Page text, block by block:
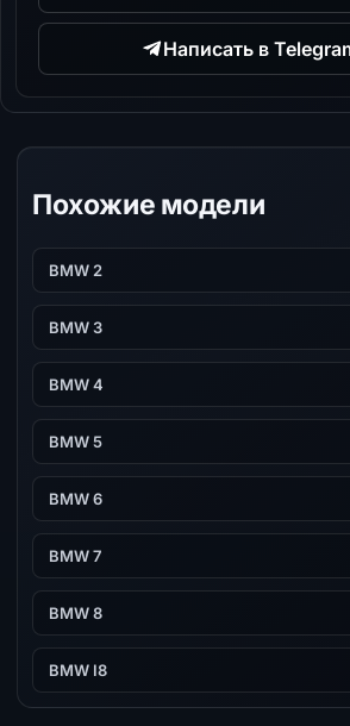
Написать в
Похожие модели
BMW 2
BMW 3
BMW 4
BMW 5
BMW 6
BMW 7
BMW 8
BMW I8